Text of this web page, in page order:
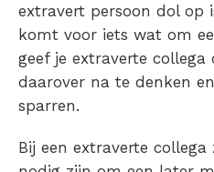
extravert persoon dol op
komt voor iets wat om
geef je extraverte
daarover na te denken
sparren.
Bij een extraverte